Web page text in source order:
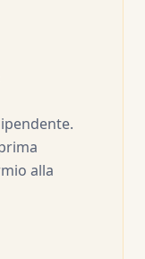
alla